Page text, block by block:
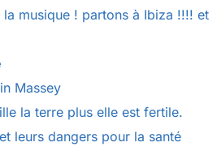
la musique ! partons à Ibiza !!!! et
Massey
la terre plus elle est fertile.
leurs dangers pour la santé